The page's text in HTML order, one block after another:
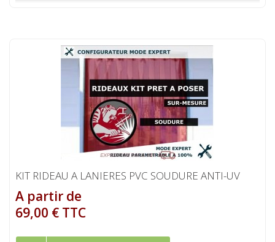
KIT RIDEAU A LANIERES PVC SOUDURE ANTI-UV
A partir de
69,00 € TTC